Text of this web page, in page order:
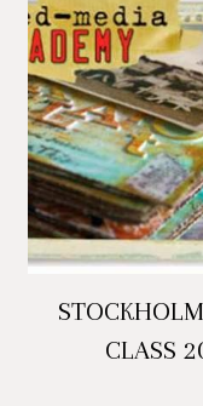
CLASS